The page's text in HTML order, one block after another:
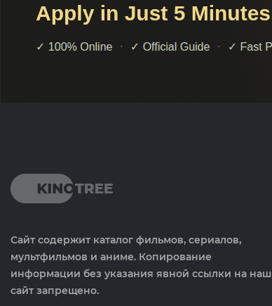
Сайт содержит каталог фильмов, сериалов,
мультфильмов и аниме. Копирование
информации без указания явной ссылки на наш
сайт запрещено.